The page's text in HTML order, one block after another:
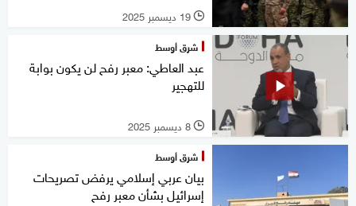
l 19 ديسمبر 2025
شرق أوسط
عبد العاطي: معبر رفح لن يكون بوابة
للتهجير
l 8 ديسمبر 2025
شرق أوسط
بيان عربي إسلامي يرفض تصريحات
إسرائيل بشأن معبر رفح